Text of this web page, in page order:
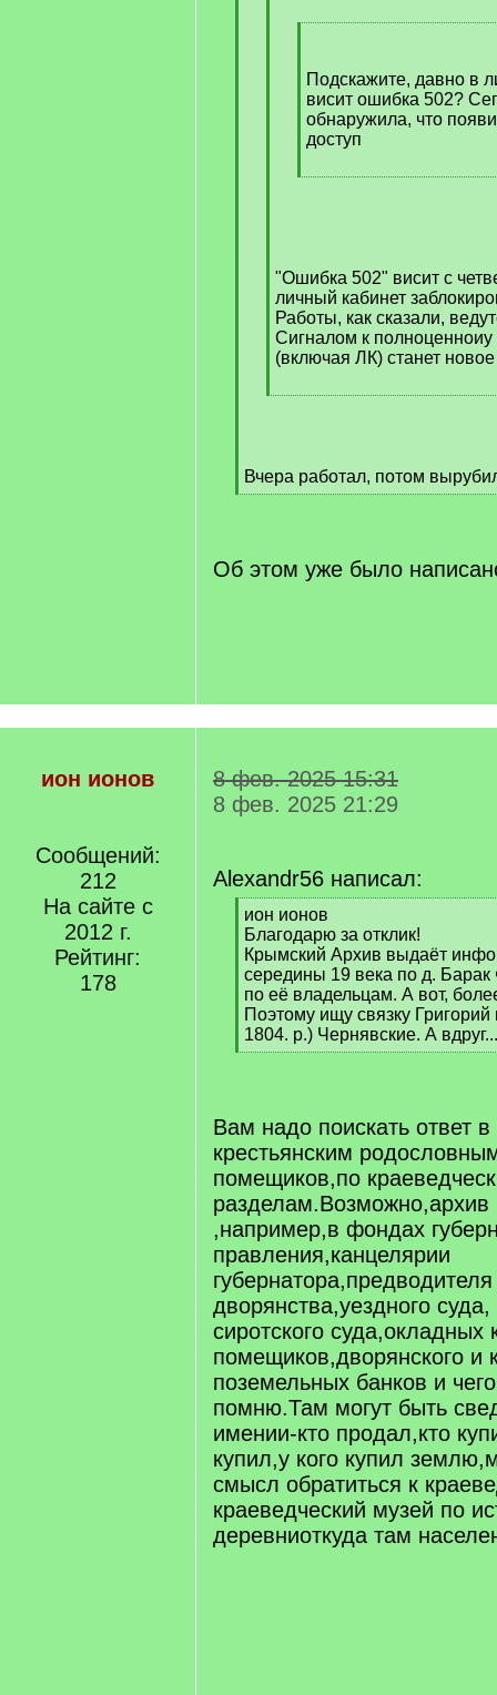
]Подскажите, давно в
висит ошибка 502?
обнаружила, что
доступ
[
"Ошибка 502" висит с
личный кабинет
Работы, как сказали,
Сигналом к полноценноиу
(включая ЛК) станет
[
Вчера работал, потом
[
Об этом уже было
ион ионов
Сообщений:
212
На сайте с
2012 г.
Рейтинг:
178
8 фев. 2025 15:31
8 фев. 2025 21:29
Alexandr56 написал:
[
q
]
ион ионов
Благодарю за отклик!
Крымский Архив выдаёт
середины 19 века по д. Барак
по её владельцам. А вот,
Поэтому ищу связку
1804. р.) Чернявские. А вдруг...
[
Вам надо поискать ответ
крестьянским
помещиков,по
разделам.Возможно,архив
,например,в фондах
правления,канцелярии
губернатора,предводителя
дворянства,уездного суда,
сиротского суда,окладных
помещиков,дворянского и
поземельных банков и
помню.Там могут быть
имении-кто продал,кто
купил,у кого купил
смысл обратиться к
краеведческий музей по
деревниоткуда там